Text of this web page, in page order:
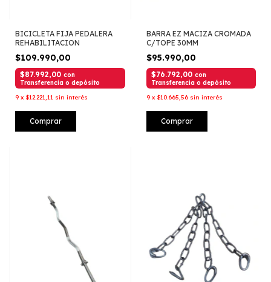
BICICLETA FIJA PEDALERA
REHABILITACION
$109.990,00
$87.992,00 con
Transferencia o depósito
9 x $12.221,11 sin interés
Comprar
BARRA EZ MACIZA CROMADA
C/TOPE 30MM
$95.990,00
$76.792,00 con
Transferencia o depósito
9 x $10.665,56 sin interés
Comprar